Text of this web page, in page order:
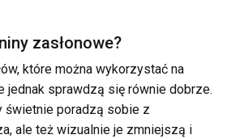
zasłonowe?
które można wykorzystać na
jednak sprawdzą się równie dobrze.
świetnie poradzą sobie z
ale też wizualnie je zmniejszą i